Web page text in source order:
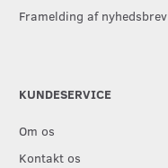
Framelding af nyhedsbrev
KUNDESERVICE
Om os
Kontakt os